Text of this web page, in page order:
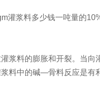
灌浆料多少钱一吨量的
浆料的膨胀和开裂。当向
料中的碱—骨料反应是有